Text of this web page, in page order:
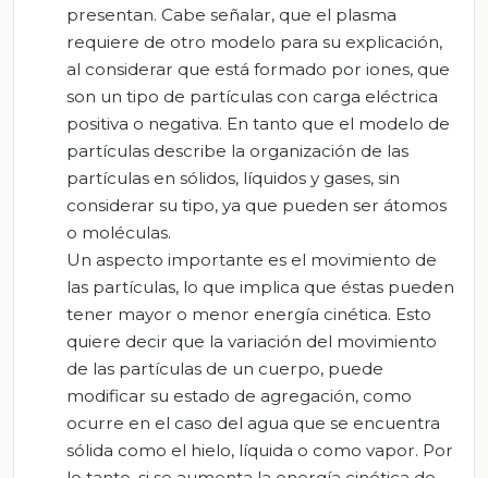
presentan. Cabe señalar, que el plasma
requiere de otro modelo para su explicación,
al considerar que está formado por iones, que
son un tipo de partículas con carga eléctrica
positiva o negativa. En tanto que el modelo de
partículas describe la organización de las
partículas en sólidos, líquidos y gases, sin
considerar su tipo, ya que pueden ser átomos
o moléculas.
Un aspecto importante es el movimiento de
las partículas, lo que implica que éstas pueden
tener mayor o menor energía cinética. Esto
quiere decir que la variación del movimiento
de las partículas de un cuerpo, puede
modificar su estado de agregación, como
ocurre en el caso del agua que se encuentra
sólida como el hielo, líquida o como vapor. Por